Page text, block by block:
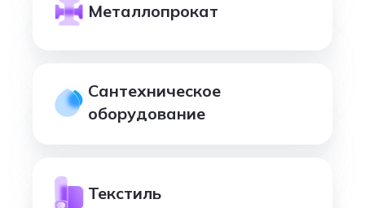
Металлопрокат
Сантехническое
оборудование
Текстиль